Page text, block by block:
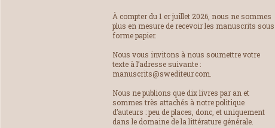
À compter du 1 er juillet 2026, nous ne sommes
plus en mesure de recevoir les manuscrits sous
forme papier.
Nous vous invitons à nous soumettre votre
texte à l’adresse suivante :
manuscrits@swediteur.com.
Nous ne publions que dix livres par an et
sommes très attachés à notre politique
d’auteurs : peu de places, donc, et uniquement
dans le domaine de la littérature générale.